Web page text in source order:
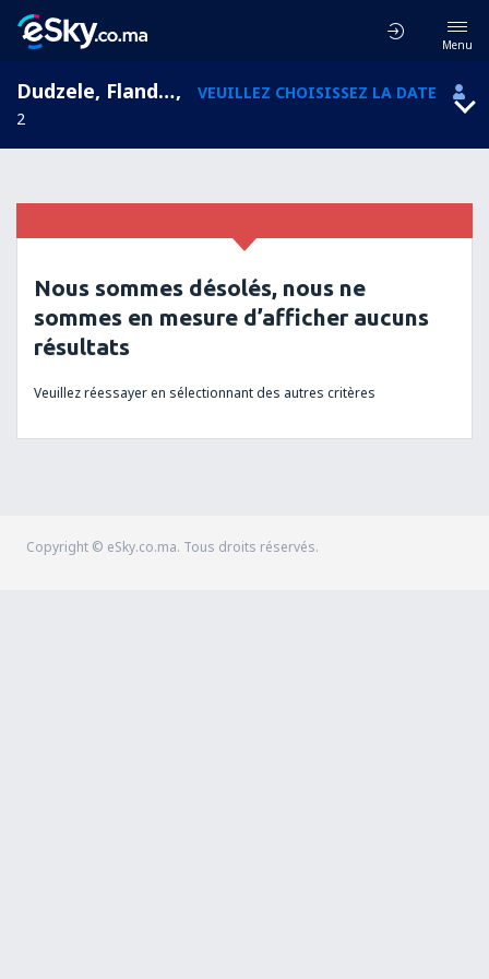
Menu
Dudzele, Flanders, Belgique,
VEUILLEZ CHOISISSEZ LA DATE
2
Nous sommes désolés, nous ne
sommes en mesure d’afficher aucuns
résultats
Veuillez réessayer en sélectionnant des autres critères
Copyright © eSky.co.ma. Tous droits réservés.